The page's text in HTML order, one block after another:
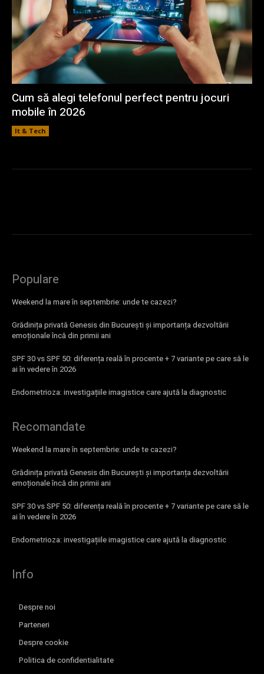
Cum să alegi telefonul perfect pentru jocuri
mobile în 2026
It & Tech
Populare
Weekend la mare în septembrie: unde te cazezi?
Grădinița privată Genesis din București și importanța dezvoltării
emoționale încă din primii ani
SPF 30 vs SPF 50: diferența reală în procente + 7 variante pe care să le
ai în vedere în 2026
Endometrioza: investigațiile imagistice care ajută la diagnostic
Recomandate
Weekend la mare în septembrie: unde te cazezi?
Grădinița privată Genesis din București și importanța dezvoltării
emoționale încă din primii ani
SPF 30 vs SPF 50: diferența reală în procente + 7 variante pe care să le
ai în vedere în 2026
Endometrioza: investigațiile imagistice care ajută la diagnostic
Info
Despre noi
Parteneri
Despre cookie
Politica de confidentialitate